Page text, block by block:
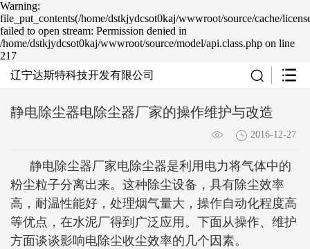
Warning:
file_put_contents(/home/dstkjydcsot0kaj/wwwroot/source/cache/
failed to open stream: Permission denied in
/home/dstkjydcsot0kaj/wwwroot/source/model/api.class.php on line
217
辽宁达斯特科技开发有限公司
静电除尘器电除尘器厂家的操作维护与改造
2016-12-27
静电除尘器厂家电除尘器是利用电力将气体中的
粉尘粒子分离出来。这种除尘设备，具有除尘效率
高，耐温性能好，处理烟气量大，操作自动化程度高
等优点，在水泥厂得到广泛应用。下面从操作、维护
方面谈谈影响电除尘收尘效率的几个因素。